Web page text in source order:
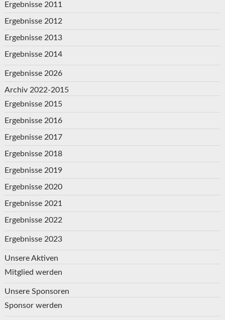
Ergebnisse 2011
Ergebnisse 2012
Ergebnisse 2013
Ergebnisse 2014
Ergebnisse 2026
Archiv 2022-2015
Ergebnisse 2015
Ergebnisse 2016
Ergebnisse 2017
Ergebnisse 2018
Ergebnisse 2019
Ergebnisse 2020
Ergebnisse 2021
Ergebnisse 2022
Ergebnisse 2023
Unsere Aktiven
Mitglied werden
Unsere Sponsoren
Sponsor werden